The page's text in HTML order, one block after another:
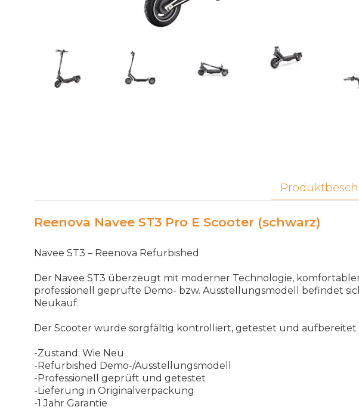
Reenova Navee ST3 Pro E Scooter (schwarz)
Navee ST3 – Reenova Refurbished
Der Navee ST3 überzeugt mit moderner Technologie,
professionell geprüfte Demo- bzw. Ausstellungsmodell befindet
Neukauf.
Der Scooter wurde sorgfältig kontrolliert, getestet und
-Zustand: Wie Neu
-Refurbished Demo-/Ausstellungsmodell
-Professionell geprüft und getestet
-Lieferung in Originalverpackung
-1 Jahr Garantie